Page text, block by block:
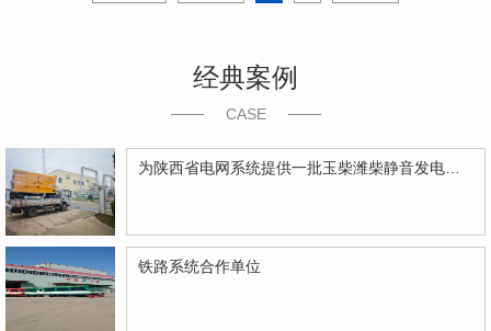
经典案例
CASE
铁路系统合作单位